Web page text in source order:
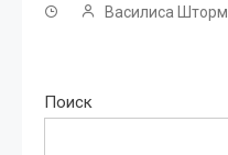
Василиса Шторм
Поиск